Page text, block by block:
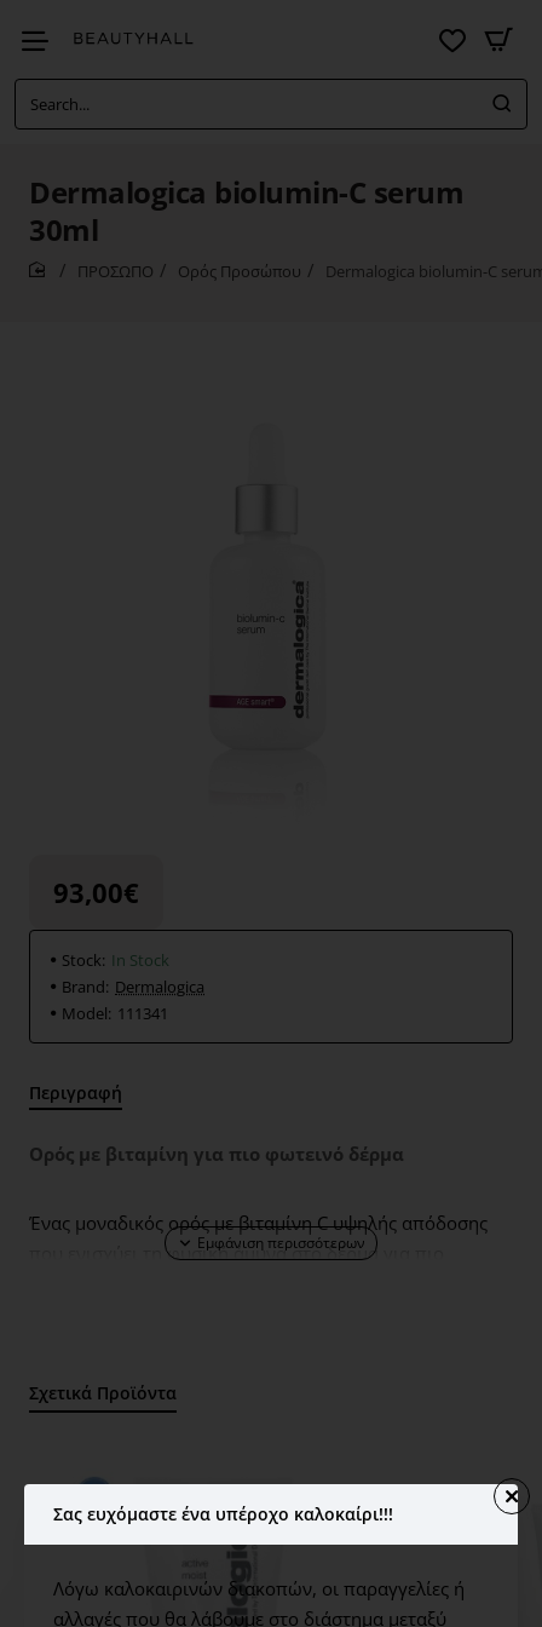
Σας ευχόμαστε ένα υπέροχο καλοκαίρι!!!
Λόγω καλοκαιρινών διακοπών, οι παραγγελίες ή
αλλαγές που θα λάβουμε στο διάστημα μεταξύ
Search...
Dermalogica biolumin-C serum
30ml
ΠΡΟΣΩΠΟ Ορός Προσώπου Dermalogica biolumin-C
93,00€
Stock: In Stock
Brand: Dermalogica
Model: 111341
Περιγραφή
Ορός με βιταμίνη για πιο φωτεινό δέρμα
Ένας μοναδικός ορός με βιταμίνη C υψηλής απόδοσης
που ενισχύει τη φυσική άμυνα στο δέρμα για πιο
μορίων Βιταμίνης
υπόλοιπα προϊόντα με βιταμίνη C (ακόμη και αυτά που
έχουν μεγαλύτερη συγκέντρωση). Τα δραστικά συστατικά
που περιέχει περιλαμβάνουν το σταθερό σύμπλεγμα
ΒιταμίνηςC για πιο φωτεινό, πιο σφριγηλό, πιο λαμπερό
Σχετικά Προϊόντα